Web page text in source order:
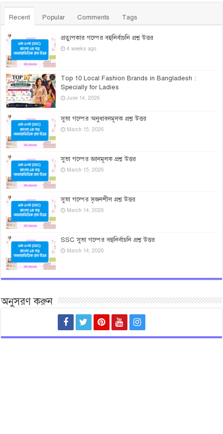
Recent Popular Comments Tags
প্রত্যুপকার গল্পের বহুনির্বাচনি প্রশ্ন উত্তর
4 weeks ago
Top 10 Local Fashion Brands in Bangladesh :
Specially for Ladies
June 14, 2026
সুভা গল্পের অনুধাবনমূলক প্রশ্ন উত্তর
March 15, 2026
সুভা গল্পের জ্ঞানমূলক প্রশ্ন উত্তর
March 15, 2026
সুভা গল্পের সৃজনশীল প্রশ্ন উত্তর
March 14, 2026
SSC সুভা গল্পের বহুনির্বাচনি প্রশ্ন উত্তর
March 14, 2026
অনুসরণ করুন